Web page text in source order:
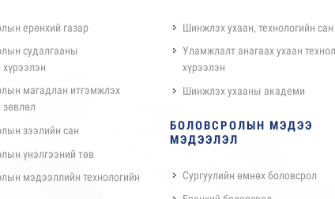
ерөнхий газар
судалгааны
магадлан итгэмжлэх
зөвлөл
зээлийн сан
үнэлгээний төв
мэдээллийн технологийн
Шинжлэх ухаан, технологийн сан
Уламжлалт анагаах ухаан
хүрээлэн
Шинжлэх ухааны академи
БОЛОВСРОЛЫН МЭДЭЭ
МЭДЭЭЛЭЛ
Сургуулийн өмнөх боловсрол